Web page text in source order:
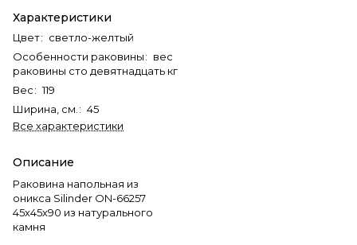
Характеристики
Цвет: светло-желтый
Особенности раковины: вес
раковины сто девятнадцать кг
Вес: 119
Ширина, см. : 45
Все характеристики
Описание
Раковина напольная из
оникса Silinder ON-66257
45х45х90 из натурального
камня